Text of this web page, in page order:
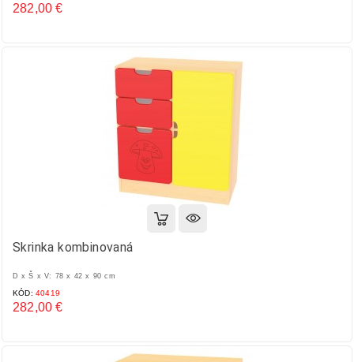
282,00 €
Skrinka kombinovaná
D x Š x V: 78 x 42 x 90 cm
KÓD: 40419
282,00 €